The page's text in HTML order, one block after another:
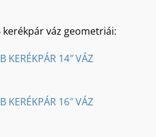
kerékpár váz geometriái:
KERÉKPÁR 14″ VÁZ
KERÉKPÁR 16″ VÁZ